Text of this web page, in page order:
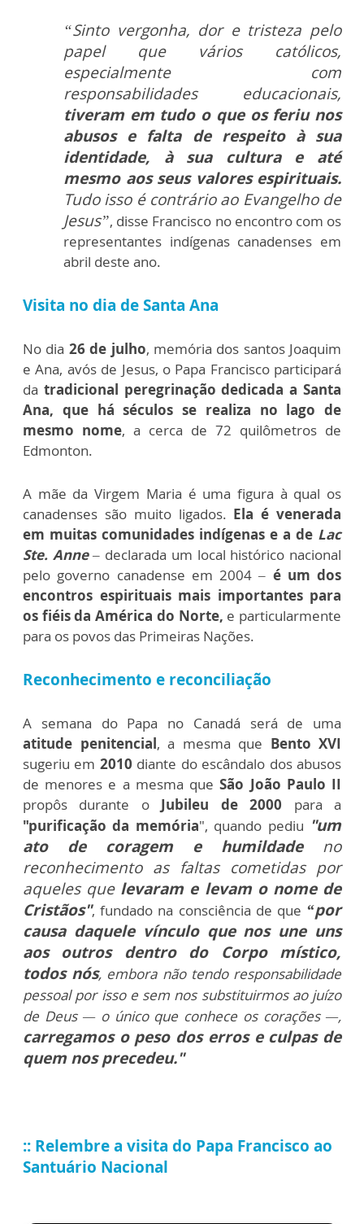
“Sinto vergonha, dor e tristeza pelo
papel que vários católicos,
especialmente com
responsabilidades educacionais,
tiveram em tudo o que os feriu nos
abusos e falta de respeito à sua
identidade, à sua cultura e até
mesmo aos seus valores espirituais.
Tudo isso é contrário ao Evangelho de
Jesus”, disse Francisco no encontro com os
representantes indígenas canadenses em
abril deste ano.
Visita no dia de Santa Ana
No dia 26 de julho, memória dos santos Joaquim
e Ana, avós de Jesus, o Papa Francisco participará
da tradicional peregrinação dedicada a Santa
Ana, que há séculos se realiza no lago de
mesmo nome, a cerca de 72 quilômetros de
Edmonton.
A mãe da Virgem Maria é uma figura à qual os
canadenses são muito ligados. Ela é venerada
em muitas comunidades indígenas e a de Lac
Ste. Anne– declarada um local histórico nacional
pelo governo canadense em 2004 – é um dos
encontros espirituais mais importantes para
os fiéis da América do Norte, e particularmente
para os povos das Primeiras Nações.
Reconhecimento e reconciliação
A semana do Papa no Canadá será de uma
atitude penitencial, a mesma que Bento XVI
sugeriu em 2010 diante do escândalo dos abusos
de menores e a mesma que São João Paulo II
propôs durante o Jubileu de 2000 para a
"purificação da memória", quando pediu "um
ato de coragem e humildade no
reconhecimento as faltas cometidas por
aqueles quelevaram e levam o nome de
Cristãos", fundado na consciência de que “por
causa daquele vínculo que nos une uns
aos outros dentro do Corpo místico,
todos nós, embora não tendo responsabilidade
pessoal por isso e sem nos substituirmos ao juízo
de Deus — o único que conhece os corações —,
carregamos o peso dos erros e culpas de
quem nos precedeu."
:: Relembre a visita do Papa Francisco ao
Santuário Nacional